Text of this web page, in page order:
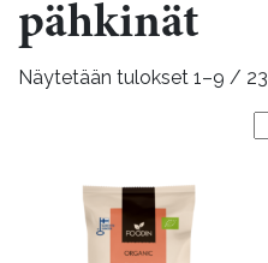
pähkinät
Näytetään tulokset 1–9 / 23